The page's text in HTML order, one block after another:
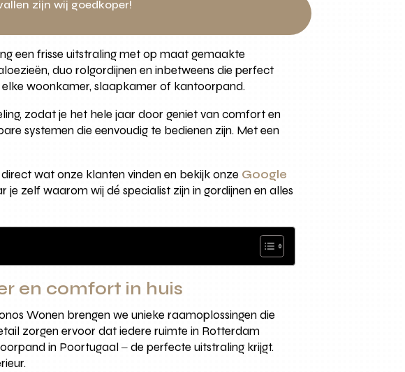
zijn wij goedkoper!
een frisse uitstraling met op maat gemaakte
duo rolgordijnen en inbetweens die perfect
woonkamer, slaapkamer of kantoorpand.
zodat je het hele jaar door geniet van comfort en
systemen die eenvoudig te bedienen zijn. Met een
wat onze klanten vinden en bekijk onze Google
je zelf waarom wij dé specialist zijn in gordijnen en alles
en comfort in huis
Wonen brengen we unieke raamoplossingen die
zorgen ervoor dat iedere ruimte in Rotterdam
in Poortugaal ‒ de perfecte uitstraling krijgt.